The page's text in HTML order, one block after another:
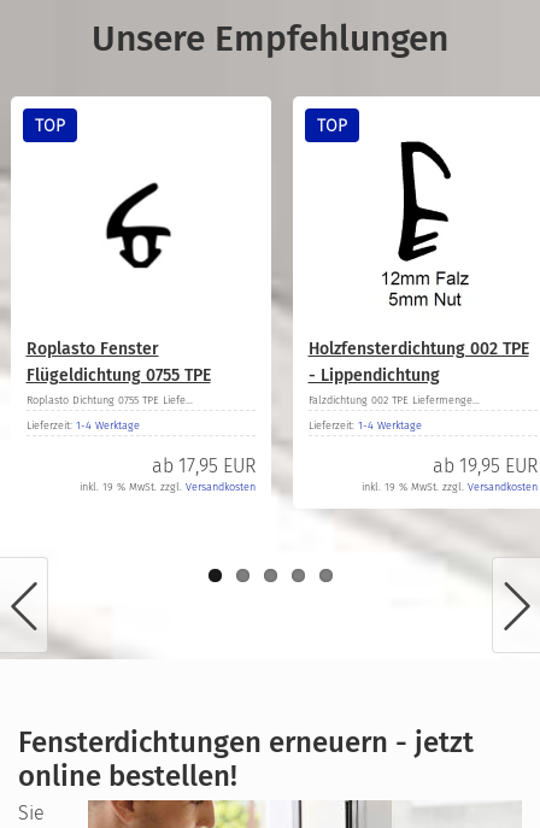
Unsere Empfehlungen
Roplasto Fenster
Flügeldichtung 0755 TPE
Roplasto Dichtung 0755 TPE Liefe...
Lieferzeit: 1-4 Werktage
ab 17,95 EUR
inkl. 19 % MwSt. zzgl. Versandkosten
TOP
Holzfensterdichtung 002 TPE
- Lippendichtung
Falzdichtung 002 TPE Liefermenge...
Lieferzeit: 1-4 Werktage
ab 19,95 EUR
inkl. 19 % MwSt. zzgl. Versandkosten
TOP
Fensterdichtungen erneuern - jetzt
online bestellen!
Sie